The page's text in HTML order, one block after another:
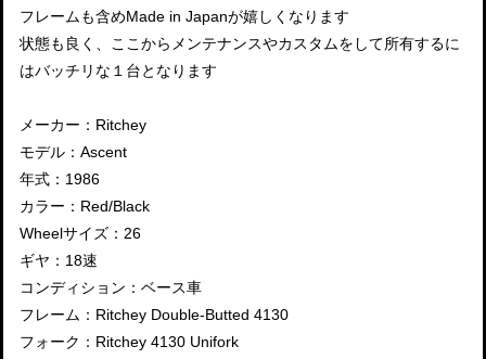
フレームも含めMade in Japanが嬉しくなります
状態も良く、ここからメンテナンスやカスタムをして所有するに
はバッチリな１台となります
メーカー：Ritchey
モデル：Ascent
年式：1986
カラー：Red/Black
Wheelサイズ：26
ギヤ：18速
コンディション：ベース車
フレーム：Ritchey Double-Butted 4130
フォーク：Ritchey 4130 Unifork